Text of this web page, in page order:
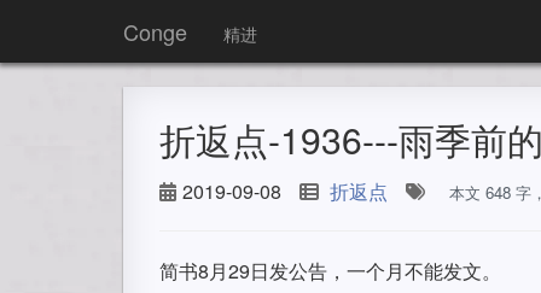
Conge 精进
折返点-1936---雨季前
2019-09-08 折返点 本文 648 字
简书8月29日发公告，一个月不能发文。